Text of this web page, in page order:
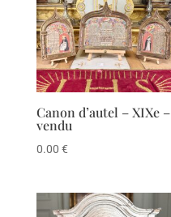
Canon d’autel – XIXe –
vendu
0.00 €